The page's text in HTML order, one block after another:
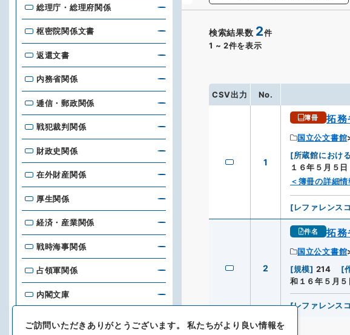
検索結果数 2件
1 ~ 2件を表示
CSV出力 No.
1
簿冊 拓務
国立公文書館
[所蔵館におけ
１６年５月５日
＜簿冊の詳細
[レファレンス
2
件名 拓務
国立公文書館
[規模] 214 [
和１６年５月
[レファレンス
総理庁・総理府関係
枢密院関係文書
返還文書
内務省関係
逓信・郵政関係
戦犯裁判関係
財政史関係
在外財産関係
厚生関係
経済・産業関係
戦時海事関係
占領軍関係
内閣文庫
ご訪問いただきありがとうございます。私たちがより良い情報を